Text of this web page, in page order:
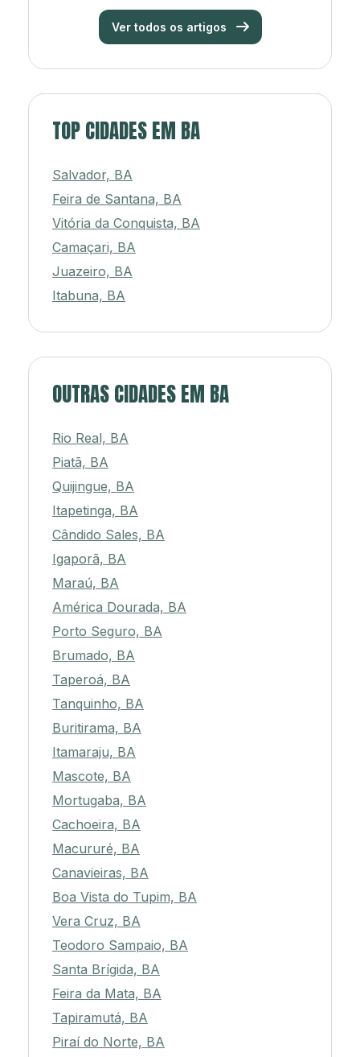
Ver todos os artigos
TOP CIDADES EM BA
Salvador, BA
Feira de Santana, BA
Vitória da Conquista, BA
Camaçari, BA
Juazeiro, BA
Itabuna, BA
OUTRAS CIDADES EM BA
Rio Real, BA
Piatã, BA
Quijingue, BA
Itapetinga, BA
Cândido Sales, BA
Igaporã, BA
Maraú, BA
América Dourada, BA
Porto Seguro, BA
Brumado, BA
Taperoá, BA
Tanquinho, BA
Buritirama, BA
Itamaraju, BA
Mascote, BA
Mortugaba, BA
Cachoeira, BA
Macururé, BA
Canavieiras, BA
Boa Vista do Tupim, BA
Vera Cruz, BA
Teodoro Sampaio, BA
Santa Brígida, BA
Feira da Mata, BA
Tapiramutá, BA
Piraí do Norte, BA